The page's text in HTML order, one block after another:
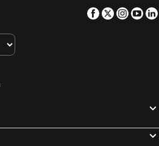
Facebook
Twitter